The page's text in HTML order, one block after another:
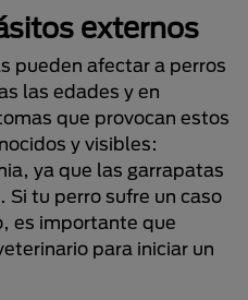
externos
pueden afectar a perros
las edades y en
que provocan estos
y visibles:
ya que las garrapatas
Si tu perro sufre un caso
es importante que
para iniciar un